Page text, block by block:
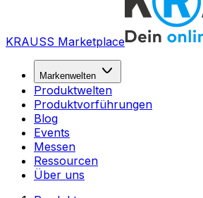
KRAUSS Marketplace
Markenwelten
Produktwelten
Produktvorführungen
Blog
Events
Messen
Ressourcen
Über uns